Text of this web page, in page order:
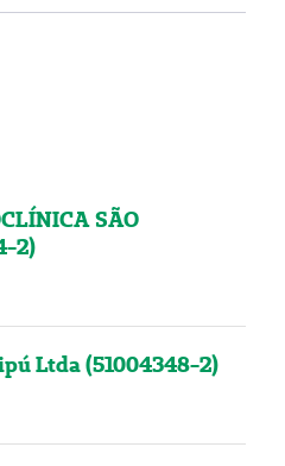
SÃO
2)
Ltda (51004348-2)